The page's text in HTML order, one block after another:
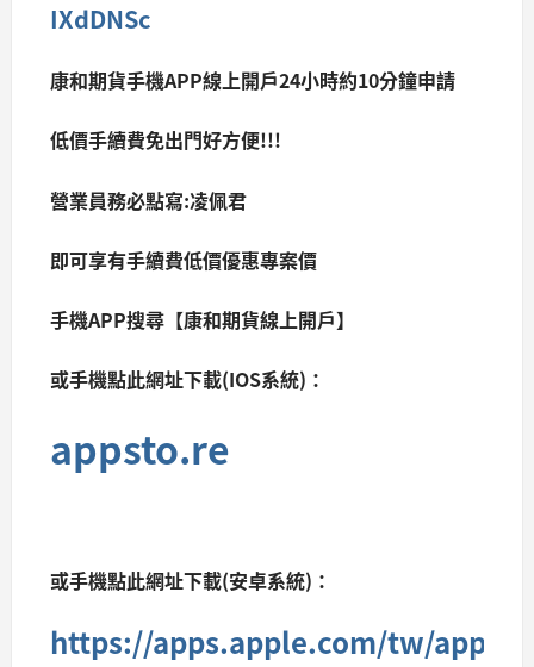
IXdDNSc
康和期貨手機APP線上開戶24小時約10分鐘申請
低價手續費免出門好方便!!!
營業員務必點寫:凌佩君
即可享有手續費低價優惠專案價
手機APP搜尋【康和期貨線上開戶】
或手機點此網址下載(IOS系統)：
appsto.re
或手機點此網址下載(安卓系統)：
https://apps.apple.com/tw/app/